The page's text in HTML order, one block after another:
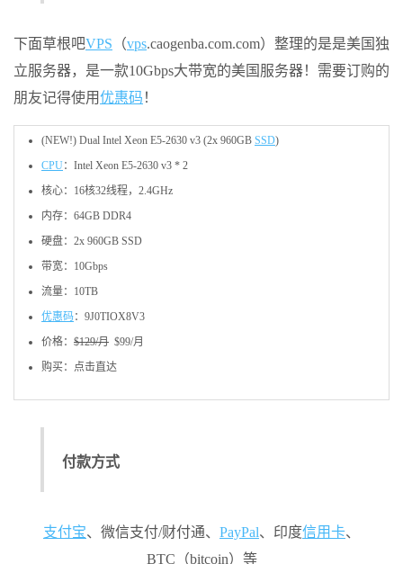
下面草根吧VPS （vps.caogenba.com.com）整理的是是美国独
立服务器，是一款10Gbps大带宽的美国服务器！需要订购的
朋友记得使用优惠码 ！
(NEW!) Dual Intel Xeon E5-2630 v3 (2x 960GB SSD)
CPU：Intel Xeon E5-2630 v3 * 2
核心：16核32线程，2.4GHz
内存：64GB DDR4
硬盘：2x 960GB SSD
带宽：10Gbps
流量：10TB
优惠码：9J0TIOX8V3
价格： $129/月 $99/月
购买：点击直达
付款方式
支付宝、微信支付/财付通、 PayPal、印度信用卡、
BTC（bitcoin）等